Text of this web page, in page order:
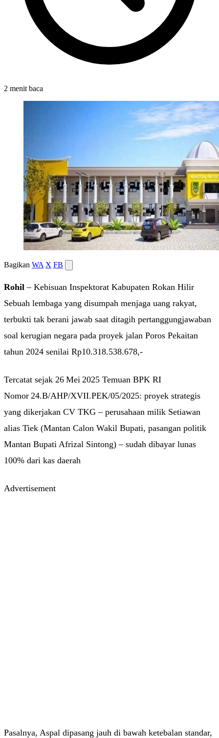
2 menit baca
Bagikan WA X FB
Rohil– Kebisuan Inspektorat Kabupaten Rokan Hilir
Sebuah lembaga yang disumpah menjaga uang rakyat,
terbukti tak berani jawab saat ditagih pertanggungjawaban
soal kerugian negara pada proyek jalan Poros Pekaitan
tahun 2024 senilai Rp10.318.538.678,-
Tercatat sejak 26 Mei 2025 Temuan BPK RI
Nomor 24.B/AHP/XVII.PEK/05/2025: proyek strategis
yang dikerjakan CV TKG – perusahaan milik Setiawan
alias Tiek (Mantan Calon Wakil Bupati, pasangan politik
Mantan Bupati Afrizal Sintong) – sudah dibayar lunas
100% dari kas daerah
Advertisement
Pasalnya, Aspal dipasang jauh di bawah ketebalan standar,